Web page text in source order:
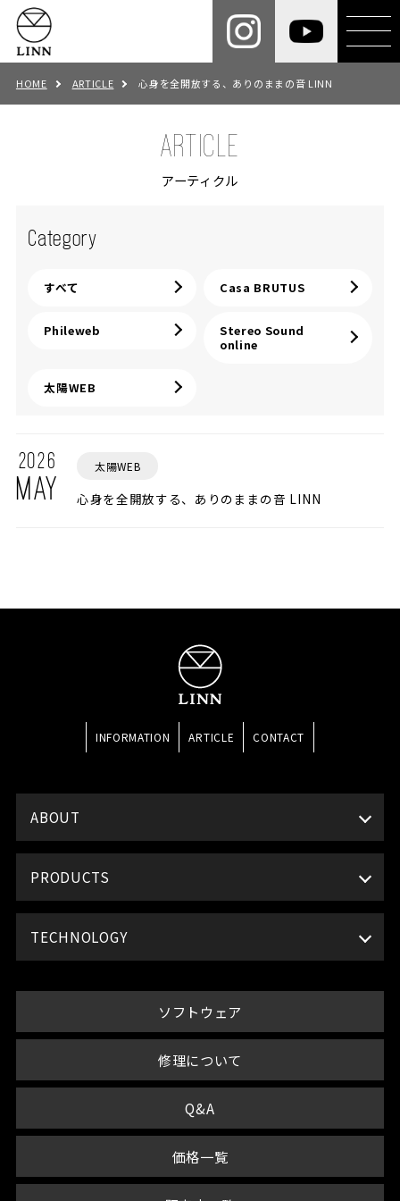
HOME ARTICLE 心身を全開放する、ありのままの音 LINN
ARTICLE
アーティクル
Category
すべて Casa BRUTUS
Phileweb
Stereo Sound
online
太陽WEB
2026
MAY
太陽WEB
心身を全開放する、ありのままの音 LINN
INFORMATION ARTICLE CONTACT
ABOUT
PRODUCTS
TECHNOLOGY
ソフトウェア
修理について
Q&A
価格一覧